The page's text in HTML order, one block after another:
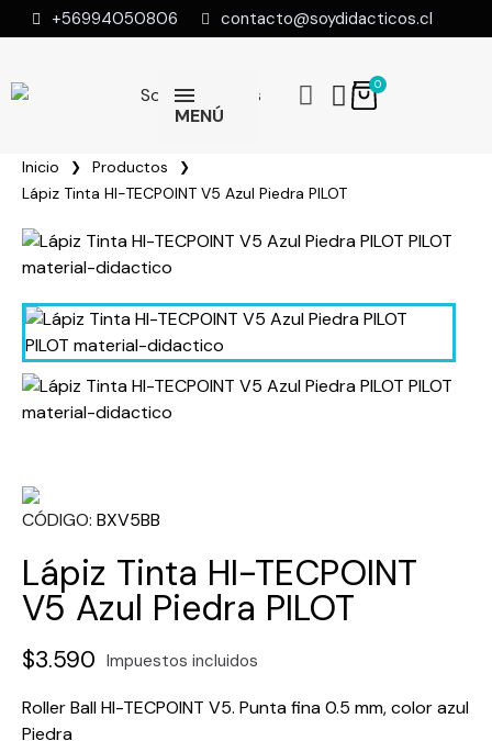
+56994050806 contacto@soydidacticos.cl
MENÚ
Inicio
Productos
Lápiz Tinta HI-TECPOINT V5 Azul Piedra PILOT
CÓDIGO BXV5BB
Lápiz Tinta HI-TECPOINT
V5 Azul Piedra PILOT
$3.590 Impuestos incluidos
Roller Ball HI-TECPOINT V5. Punta fina 0.5 mm, color azul
Piedra